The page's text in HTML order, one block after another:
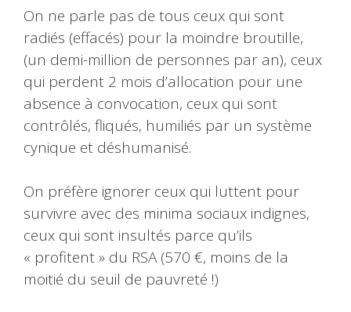
On ne parle pas de tous ceux qui sont
radiés (effacés) pour la moindre broutille,
(un demi-million de personnes par an), ceux
qui perdent 2 mois d’allocation pour une
absence à convocation, ceux qui sont
contrôlés, fliqués, humiliés par un système
cynique et déshumanisé.
On préfère ignorer ceux qui luttent pour
survivre avec des minima sociaux indignes,
ceux qui sont insultés parce qu’ils
« profitent » du RSA (570 €, moins de la
moitié du seuil de pauvreté !)